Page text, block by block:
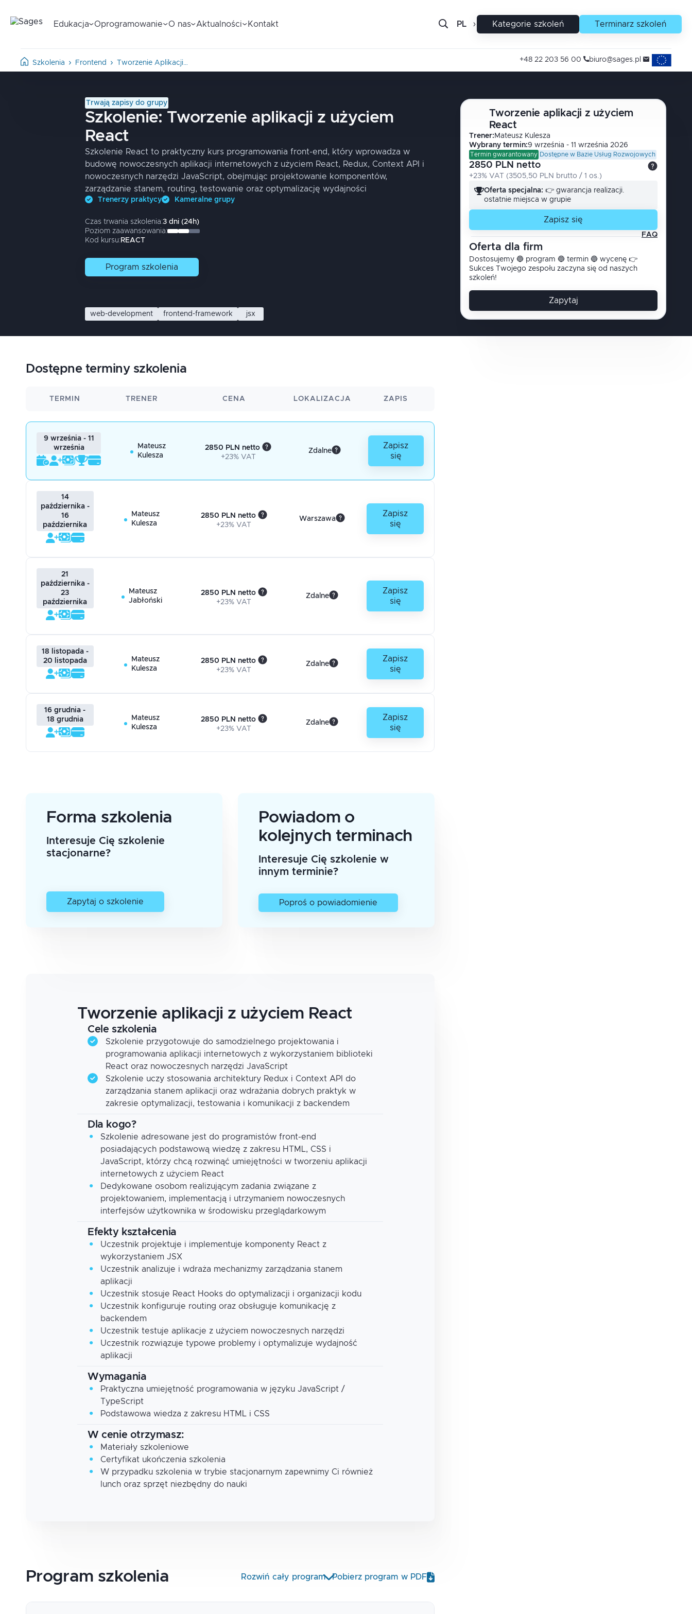
Edukacja Oprogramowanie O nas Aktualności Kontakt PL EN Kategorie szkoleń Terminarz szkoleń
Szkolenia Frontend Tworzenie Aplikacji… +48 22 203 56 00 biuro@sages.pl Projekty
Trwają zapisy do grupy
Szkolenie: Tworzenie aplikacji z użyciem
React
Szkolenie React to praktyczny kurs programowania front-end, który wprowadza w
budowę nowoczesnych aplikacji internetowych z użyciem React, Redux, Context API i
nowoczesnych narzędzi JavaScript, obejmując projektowanie komponentów,
zarządzanie stanem, routing, testowanie oraz optymalizację wydajności
Trenerzy praktycy Kameralne grupy
Czas trwania szkolenia:3 dni (24h)
Poziom zaawansowania:
Kod kursu:REACT
Program szkolenia
web-development frontend-framework jsx
Tworzenie aplikacji z użyciem
React
Trener: Mateusz Kulesza
Wybrany termin:9 września - 11 września 2026
Termin gwarantowany Dostępne w Bazie Usług Rozwojowych
2850 PLN netto
+23% VAT (3505,50 PLN brutto / 1 os.)
Oferta specjalna: 👉 gwarancja realizacji.
ostatnie miejsca w grupie
Zapisz się
FAQ
Oferta dla firm
Dostosujemy 🔵 program 🔵 termin 🔵 wycenę 👉
Sukces Twojego zespołu zaczyna się od naszych
szkoleń!
Zapytaj
Dostępne terminy szkolenia
TERMIN TRENER CENA LOKALIZACJA ZAPIS
9 września - 11
września
Mateusz
Kulesza
2850 PLN netto
+23% VAT
Zdalne
Zapisz
się
14
października -
16
października
Mateusz
Kulesza
2850 PLN netto
+23% VAT
Warszawa
Zapisz
się
21
października -
23
października
Mateusz
Jabłoński
2850 PLN netto
+23% VAT
Zdalne
Zapisz
się
18 listopada -
20 listopada
Mateusz
Kulesza
2850 PLN netto
+23% VAT
Zdalne
Zapisz
się
16 grudnia -
18 grudnia
Mateusz
Kulesza
2850 PLN netto
+23% VAT
Zdalne
Zapisz
się
Forma szkolenia
Interesuje Cię szkolenie
stacjonarne?
Zapytaj o szkolenie
Powiadom o
kolejnych terminach
Interesuje Cię szkolenie w
innym terminie?
Poproś o powiadomienie
Tworzenie aplikacji z użyciem React
Cele szkolenia
Szkolenie przygotowuje do samodzielnego projektowania i
programowania aplikacji internetowych z wykorzystaniem biblioteki
React oraz nowoczesnych narzędzi JavaScript
Szkolenie uczy stosowania architektury Redux i Context API do
zarządzania stanem aplikacji oraz wdrażania dobrych praktyk w
zakresie optymalizacji, testowania i komunikacji z backendem
Dla kogo?
Szkolenie adresowane jest do programistów front-end
posiadających podstawową wiedzę z zakresu HTML, CSS i
JavaScript, którzy chcą rozwinąć umiejętności w tworzeniu aplikacji
internetowych z użyciem React
Dedykowane osobom realizującym zadania związane z
projektowaniem, implementacją i utrzymaniem nowoczesnych
interfejsów użytkownika w środowisku przeglądarkowym
Efekty kształcenia
Uczestnik projektuje i implementuje komponenty React z
wykorzystaniem JSX
Uczestnik analizuje i wdraża mechanizmy zarządzania stanem
aplikacji
Uczestnik stosuje React Hooks do optymalizacji i organizacji kodu
Uczestnik konfiguruje routing oraz obsługuje komunikację z
backendem
Uczestnik testuje aplikacje z użyciem nowoczesnych narzędzi
Uczestnik rozwiązuje typowe problemy i optymalizuje wydajność
aplikacji
Wymagania
Praktyczna umiejętność programowania w języku JavaScript /
TypeScript
Podstawowa wiedza z zakresu HTML i CSS
W cenie otrzymasz:
Materiały szkoleniowe
Certyfikat ukończenia szkolenia
W przypadku szkolenia w trybie stacjonarnym zapewnimy Ci również
lunch oraz sprzęt niezbędny do nauki
Program szkolenia Rozwiń cały program Pobierz program w PDF